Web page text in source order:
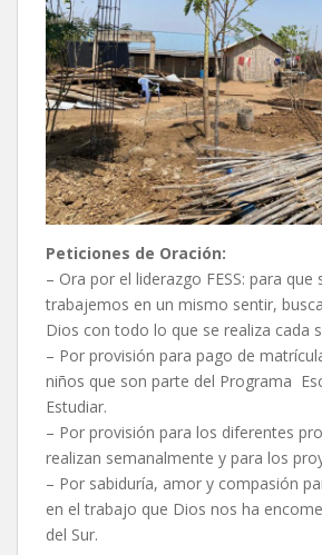
Peticiones de Oración:
– Ora por el liderazgo FESS: para que
trabajemos en un mismo sentir,
Dios con todo lo que se realiza cada
– Por provisión para pago de
niños que son parte del Programa
Estudiar.
– Por provisión para los diferentes
realizan semanalmente y para los
– Por sabiduría, amor y compasión
en el trabajo que Dios nos ha
del Sur.